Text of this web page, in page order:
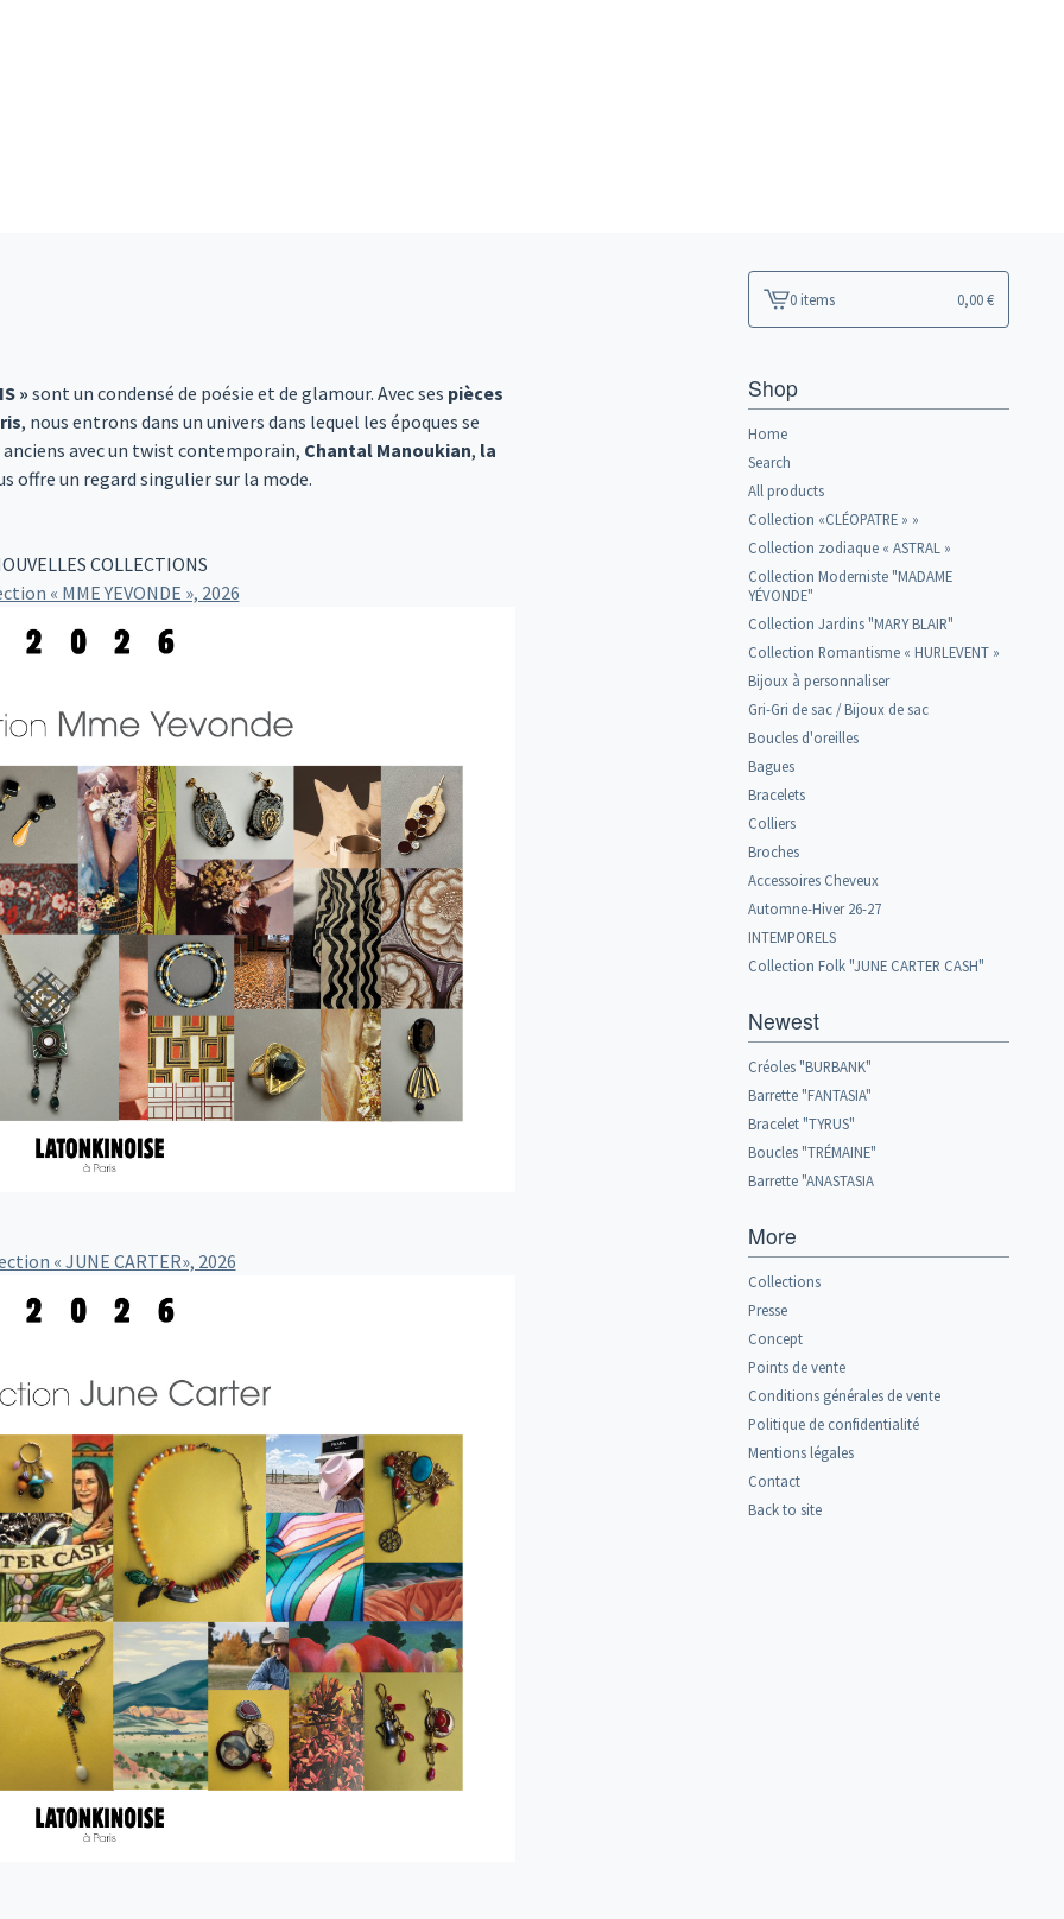
» sont un condensé de poésie et de glamour. Avec ses pièces
, nous entrons dans un univers dans lequel les époques se
avec un twist contemporain, Chantal Manoukian, la
offre un regard singulier sur la mode.
COLLECTIONS
« MME YEVONDE », 2026
« JUNE CARTER», 2026
View
cart
0 items 0,00€
Shop
Home
Search
All products
Collection «CLÉOPATRE » »
Collection zodiaque « ASTRAL »
Collection Moderniste "MADAME
YÉVONDE"
Collection Jardins "MARY BLAIR"
Collection Romantisme « HURLEVENT »
Bijoux à personnaliser
Gri-Gri de sac / Bijoux de sac
Boucles d'oreilles
Bagues
Bracelets
Colliers
Broches
Accessoires Cheveux
Automne-Hiver 26-27
INTEMPORELS
Collection Folk "JUNE CARTER CASH"
Newest
Créoles "BURBANK"
Barrette "FANTASIA"
Bracelet "TYRUS"
Boucles "TRÉMAINE"
Barrette "ANASTASIA
More
Collections
Presse
Concept
Points de vente
Conditions générales de vente
Politique de confidentialité
Mentions légales
Contact
Back to site